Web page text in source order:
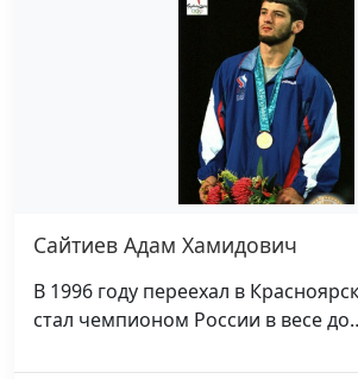
Сайтиев Адам Хамидович
В 1996 году переехал в
стал чемпионом России в весе